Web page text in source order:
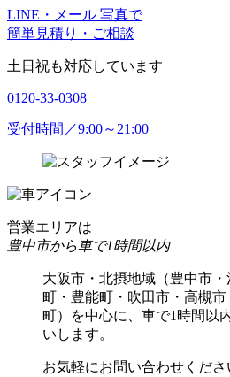
LINE・メール 写真で
簡単見積り・ご相談
土日祝も対応しています
0120-33-0308
受付時間／9:00～21:00
営業エリアは
豊中市から車で1時間以内
大阪市・北摂地域（豊中市
町・豊能町・吹田市・高槻
町）を中心に、車で1時間以
いします。
お気軽にお問い合わせくださ